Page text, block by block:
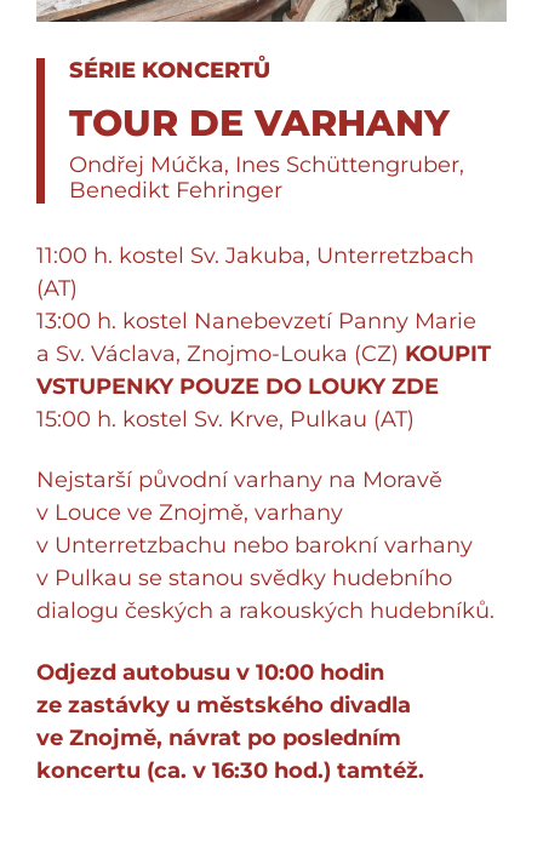
SÉRIE KONCERTŮ
TOUR DE VARHANY
Ondřej Múčka, Ines Schüttengruber,
Benedikt Fehringer
11:00 h. kostel Sv. Jakuba, Unterretzbach
(AT)
13:00 h. kostel Nanebevzetí Panny Marie
a Sv. Václava, Znojmo-Louka (CZ) KOUPIT
VSTUPENKY POUZE DO LOUKY ZDE
15:00 h. kostel Sv. Krve, Pulkau (AT)
Nejstarší původní varhany na Moravě
v Louce ve Znojmě, varhany
v Unterretzbachu nebo barokní varhany
v Pulkau se stanou svědky hudebního
dialogu českých a rakouských hudebníků.
Odjezd autobusu v 10:00 hodin
ze zastávky u městského divadla
ve Znojmě, návrat po posledním
koncertu (ca. v 16:30 hod.) tamtéž.